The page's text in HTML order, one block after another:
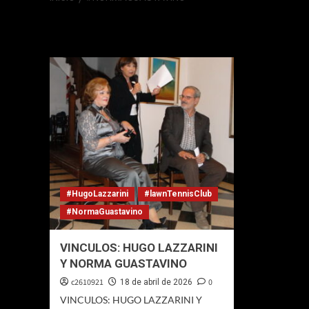
#HugoLazzarini
#lawnTennisClub
#NormaGuastavino
VINCULOS: HUGO LAZZARINI
Y NORMA GUASTAVINO
c2610921 18 de abril de 2026
0
VINCULOS: HUGO LAZZARINI Y